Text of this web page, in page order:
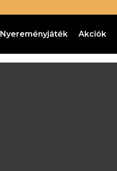
Nyereményjáték Akciók